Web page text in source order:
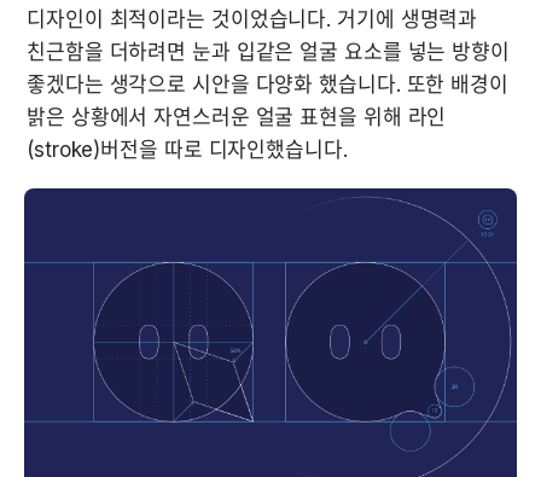
디자인이 최적이라는 것이었습니다. 거기에 생명력과
친근함을 더하려면 눈과 입같은 얼굴 요소를 넣는 방향이
좋겠다는 생각으로 시안을 다양화 했습니다. 또한 배경이
밝은 상황에서 자연스러운 얼굴 표현을 위해 라인
(stroke)버전을 따로 디자인했습니다.